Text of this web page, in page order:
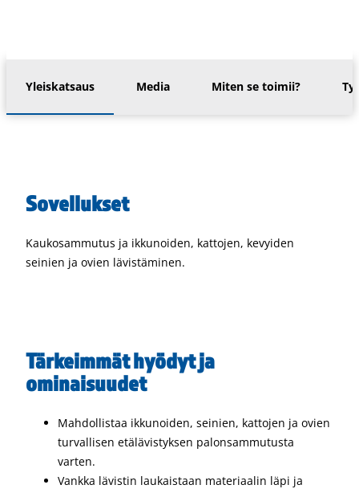
Yleiskatsaus Media Miten se toimii?
Sovellukset
Kaukosammutus ja ikkunoiden, kattojen, kevyiden
seinien ja ovien lävistäminen.
Tärkeimmät hyödyt ja
ominaisuudet
Mahdollistaa ikkunoiden, seinien, kattojen ja ovien
turvallisen etälävistyksen palonsammutusta
varten.
Vankka lävistin laukaistaan materiaalin läpi ja